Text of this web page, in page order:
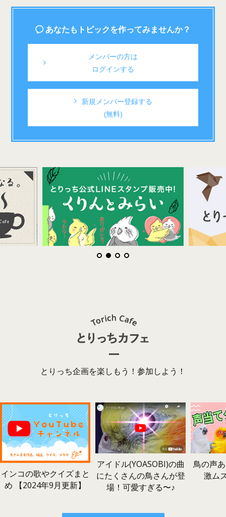
あなたもトピックを作ってみませんか？
メンバーの方は
ログインする
新規メンバー登録する
(無料)
とりっち企画を楽しもう！参加しよう！
インコの歌やクイズまと
め 【2024年9月更新】
アイドル(YOASOBI)の曲
にたくさんの鳥さんが登
場！可愛すぎる〜♪
鳥の声
激ム